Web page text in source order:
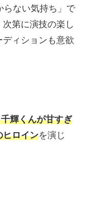
らない気持ち」で
第に演技の楽し
ィションも意欲
輝くんが甘すぎ
ヒロインを演じ